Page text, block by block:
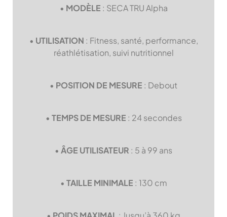
• MODÈLE : SECA TRU Alpha
• UTILISATION : Fitness, santé, performance,
réathlétisation, suivi nutritionnel
• POSITION DE MESURE : Debout
• TEMPS DE MESURE : 24 secondes
• ÂGE UTILISATEUR : 5 à 99 ans
• TAILLE MINIMALE : 130 cm